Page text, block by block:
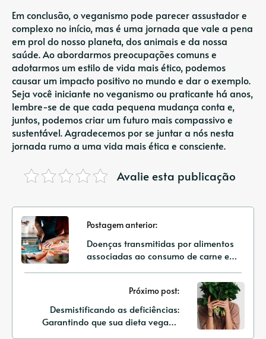
Em conclusão, o veganismo pode parecer assustador e
complexo no início, mas é uma jornada que vale a pena
em prol do nosso planeta, dos animais e da nossa
saúde. Ao abordarmos preocupações comuns e
adotarmos um estilo de vida mais ético, podemos
causar um impacto positivo no mundo e dar o exemplo.
Seja você iniciante no veganismo ou praticante há anos,
lembre-se de que cada pequena mudança conta e,
juntos, podemos criar um futuro mais compassivo e
sustentável. Agradecemos por se juntar a nós nesta
jornada rumo a uma vida mais ética e consciente.
Avalie esta publicação
Postagem anterior:
Doenças transmitidas por alimentos
associadas ao consumo de carne e
Próximo post:
Desmistificando as deficiências:
Garantindo que sua dieta vegana